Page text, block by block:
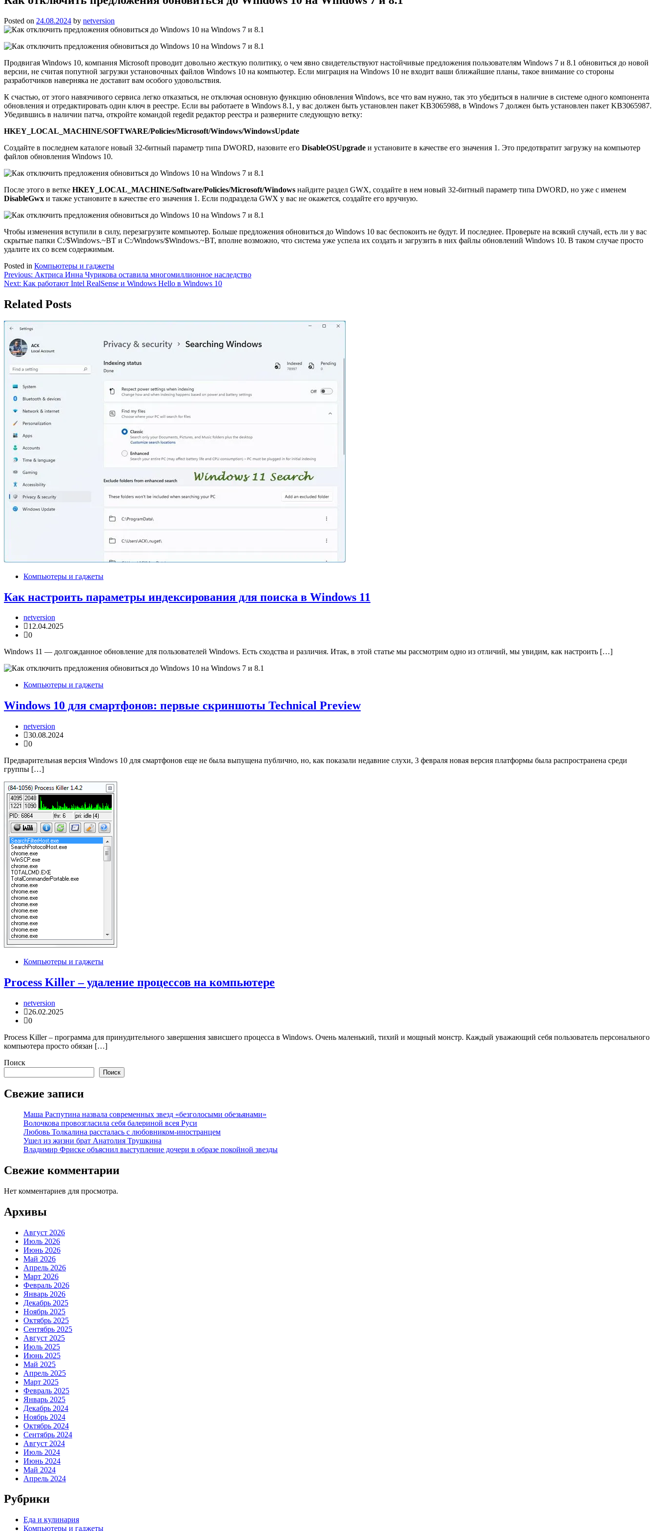
Posted on 24.08.2024 by netversion
Продвигая Windows 10, компания Microsoft проводит довольно жесткую политику, о чем явно свидетельствуют настойчивые предложения пользователям Windows 7 и 8.1 обновиться до новой
версии, не считая попутной загрузки установочных файлов Windows 10 на компьютер. Если миграция на Windows 10 не входит ваши ближайшие планы, такое внимание со стороны
разработчиков наверняка не доставит вам особого удовольствия.
К счастью, от этого навязчивого сервиса легко отказаться, не отключая основную функцию обновления Windows, все что вам нужно, так это убедиться в наличие в системе одного компонента
обновления и отредактировать один ключ в реестре. Если вы работаете в Windows 8.1, у вас должен быть установлен пакет KB3065988, в Windows 7 должен быть установлен пакет KB3065987.
Убедившись в наличии патча, откройте командой regedit редактор реестра и разверните следующую ветку:
HKEY_LOCAL_MACHINE/SOFTWARE/Policies/Microsoft/Windows/WindowsUpdаte
Создайте в последнем каталоге новый 32-битный параметр типа DWORD, назовите его DisableOSUpgrade и установите в качестве его значения 1. Это предотвратит загрузку на компьютер
файлов обновления Windows 10.
После этого в ветке HKEY_LOCAL_MACHINE/Software/Policies/Microsoft/Windows найдите раздел GWX, создайте в нем новый 32-битный параметр типа DWORD, но уже с именем
DisableGwx и также установите в качестве его значения 1. Если подраздела GWX у вас не окажется, создайте его вручную.
Чтобы изменения вступили в силу, перезагрузите компьютер. Больше предложения обновиться до Windows 10 вас беспокоить не будут. И последнее. Проверьте на всякий случай, есть ли у вас
скрытые папки C:/$Windows.~BT и C:/Windows/$Windows.~BT, вполне возможно, что система уже успела их создать и загрузить в них файлы обновлений Windows 10. В таком случае просто
удалите их со всем содержимым.
Posted in Компьютеры и гаджеты
Навигация
по
записям
Previous: Актриса Инна Чурикова оставила многомиллионное наследство
Next: Как работают Intel RealSense и Windows Hello в Windows 10
Related Posts
Компьютеры и гаджеты
Как настроить параметры индексирования для поиска в Windows 11
netversion
12.04.2025
0
Windows 11 — долгожданное обновление для пользователей Windows. Есть сходства и различия. Итак, в этой статье мы рассмотрим одно из отличий, мы увидим, как настроить […]
Компьютеры и гаджеты
Windows 10 для смартфонов: первые скриншоты Technical Preview
netversion
30.08.2024
0
Предварительная версия Windows 10 для смартфонов еще не была выпущена публично, но, как показали недавние слухи, 3 февраля новая версия платформы была распространена среди
группы […]
Компьютеры и гаджеты
Process Killer – удаление процессов на компьютере
netversion
26.02.2025
0
Process Killer – программа для принудительного завершения зависшего процесса в Windows. Очень маленький, тихий и мощный монстр. Каждый уважающий себя пользователь персонального
компьютера просто обязан […]
Поиск
Поиск
Свежие записи
Маша Распутина назвала современных звезд «безголосыми обезьянами»
Волочкова провозгласила себя балериной всея Руси
Любовь Толкалина рассталась с любовником-иностранцем
Ушел из жизни брат Анатолия Трушкина
Владимир Фриске объяснил выступление дочери в образе покойной звезды
Свежие комментарии
Нет комментариев для просмотра.
Архивы
Август 2026
Июль 2026
Июнь 2026
Май 2026
Апрель 2026
Март 2026
Февраль 2026
Январь 2026
Декабрь 2025
Ноябрь 2025
Октябрь 2025
Сентябрь 2025
Август 2025
Июль 2025
Июнь 2025
Май 2025
Апрель 2025
Март 2025
Февраль 2025
Январь 2025
Декабрь 2024
Ноябрь 2024
Октябрь 2024
Сентябрь 2024
Август 2024
Июль 2024
Июнь 2024
Май 2024
Апрель 2024
Рубрики
Еда и кулинария
Компьютеры и гаджеты